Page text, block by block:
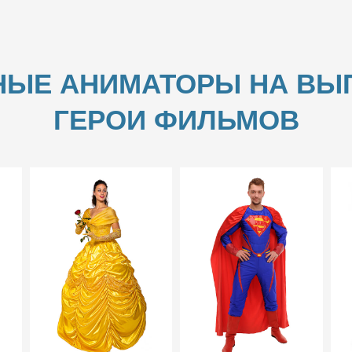
АНИМАТОРЫ НА
ГЕРОИ ФИЛЬМОВ